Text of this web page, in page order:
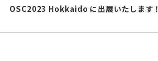
OSC2023 Hokkaido に出展いたします！